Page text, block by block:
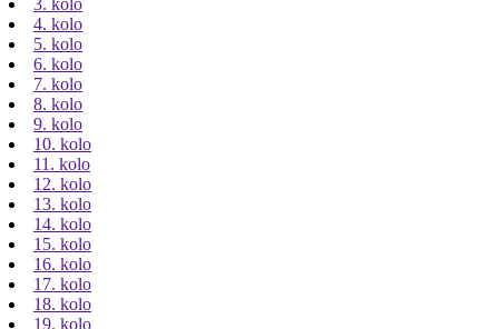
4. kolo
5. kolo
6. kolo
7. kolo
8. kolo
9. kolo
10. kolo
11. kolo
12. kolo
13. kolo
14. kolo
15. kolo
16. kolo
17. kolo
18. kolo
19. kolo